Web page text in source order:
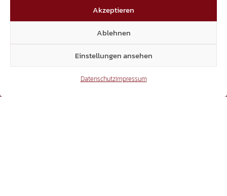
Akzeptieren
Ablehnen
Einstellungen ansehen
DatenschutzImpressum
3.507